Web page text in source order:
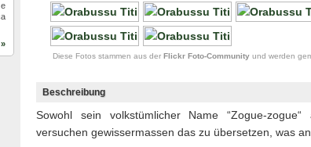
Diese Fotos stammen aus der Flickr Foto-Community und werden
Beschreibung
Sowohl sein volkstümlicher Name “Zogue-
versuchen gewissermassen das zu übersetzen, was